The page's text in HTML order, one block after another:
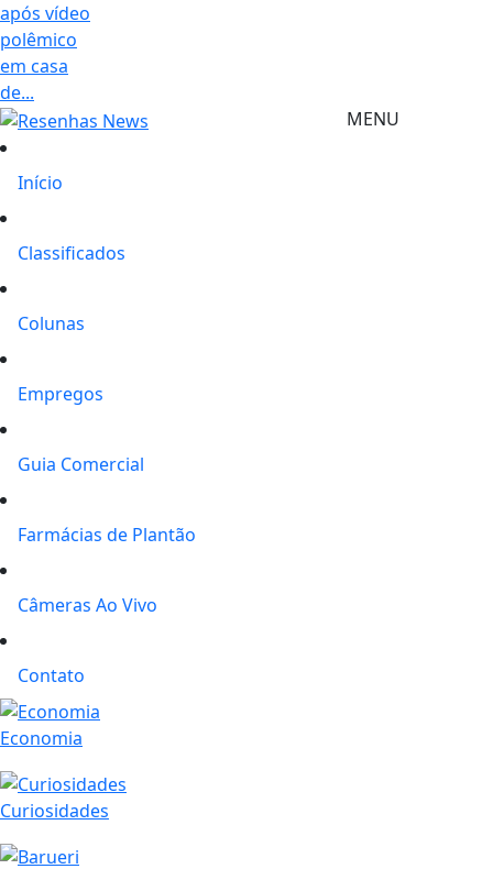
após vídeo
polêmico
em casa
de...
MENU
Início
Classificados
Colunas
Empregos
Guia Comercial
Farmácias de Plantão
Câmeras Ao Vivo
Contato
Economia
Curiosidades